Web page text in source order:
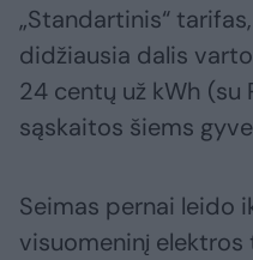
„Standartinis“
didžiausia dalis
24 centų už kWh (su
sąskaitos šiems
Seimas pernai leido
visuomeninį